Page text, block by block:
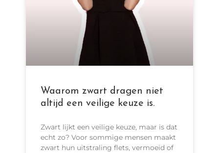
Waarom zwart dragen niet
altijd een veilige keuze is.
Zwart lijkt een veilige keuze, maar is dat
echt zo? Voor sommige mensen maakt
zwart hun uitstraling flets, vermoeid of